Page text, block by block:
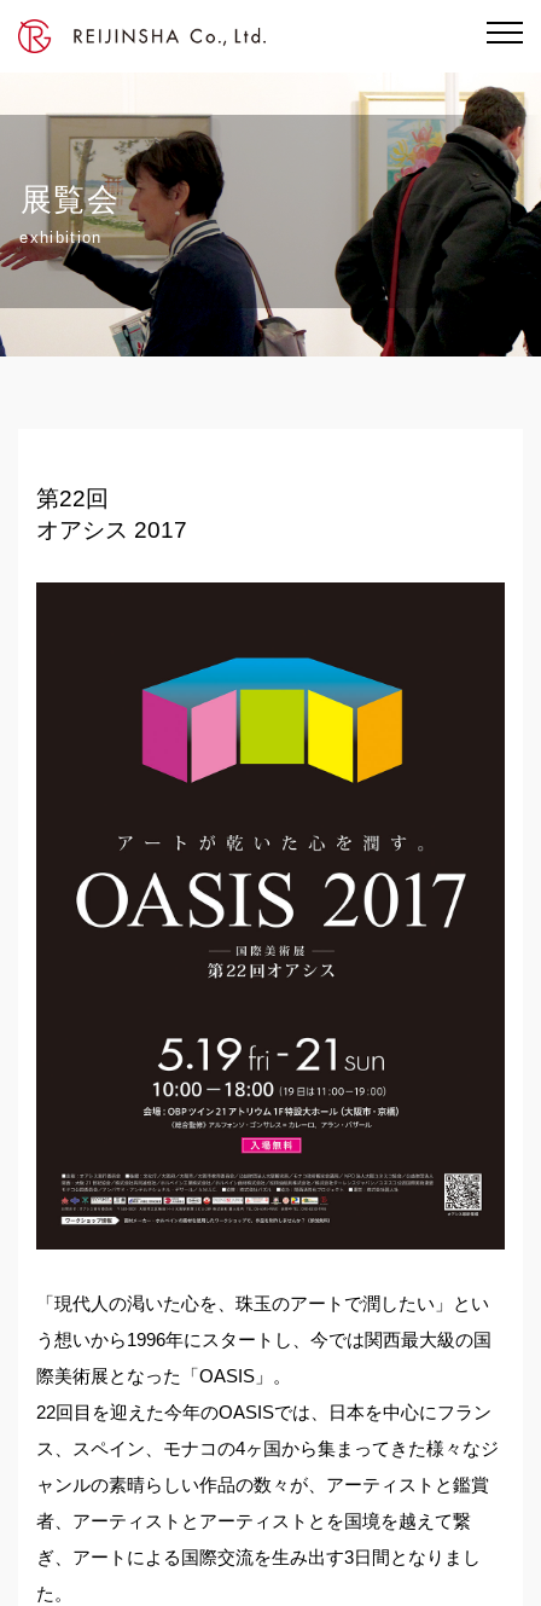
展覧会
exhibition
第22回
オアシス 2017
「現代人の渇いた心を、珠玉のアートで潤したい」とい
う想いから1996年にスタートし、今では関西最大級の国
際美術展となった「OASIS」。
22回目を迎えた今年のOASISでは、日本を中心にフラン
ス、スペイン、モナコの4ヶ国から集まってきた様々なジ
ャンルの素晴らしい作品の数々が、アーティストと鑑賞
者、アーティストとアーティストとを国境を越えて繋
ぎ、アートによる国際交流を生み出す3日間となりまし
た。